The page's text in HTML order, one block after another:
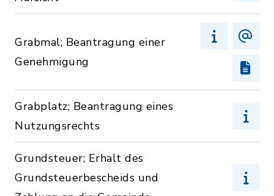
Grabmal; Beantragung einer
Genehmigung
Grabplatz; Beantragung eines
Nutzungsrechts
Grundsteuer; Erhalt des
Grundsteuerbescheids und